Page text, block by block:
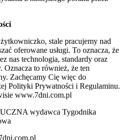
stale pracujemy nad
oferowane usługi. To oznacza, że
nas technologia, standardy oraz
Oznacza to również, że ten
Zachęcamy Cię więc do
Polityki Prywatności i Regulaminu.
www.7dni.com.pl
wydawca Tygodnika